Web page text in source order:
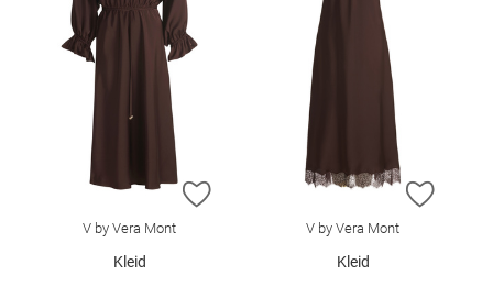
ZUR WUNSCHLISTE HINZUFÜGEN
V by Vera Mont
Kleid
ZUR
V by Vera Mont
Kleid